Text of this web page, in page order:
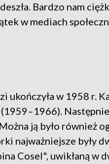
Bardzo nam
w mediach
ukończyła w 1958 r.
Następnie
ją było również
najważniejsze były
Cosel", uwikłaną w